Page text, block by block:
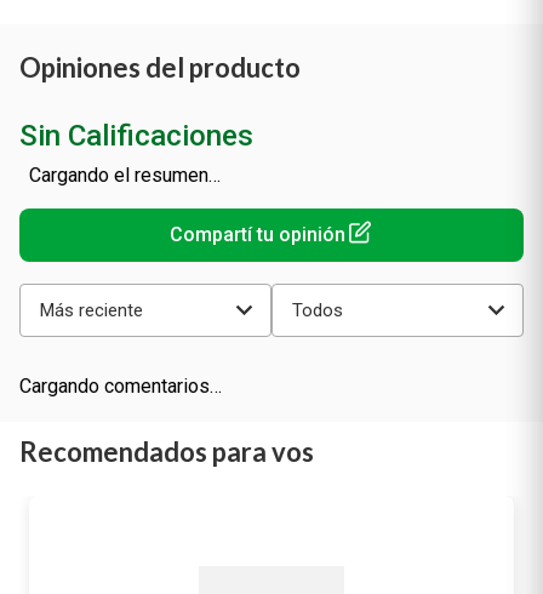
Opiniones del producto
Sin Calificaciones
Cargando el resumen…
Más reciente Todos
Cargando comentarios…
Recomendados para vos